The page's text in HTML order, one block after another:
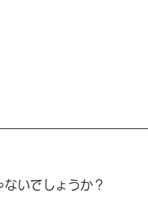
いでしょうか？